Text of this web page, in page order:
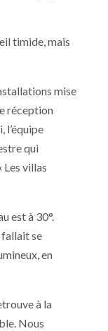
timide, mais
mise
réception
l’équipe
qui
villas
est à 30°.
fallait se
en
à la
Nous